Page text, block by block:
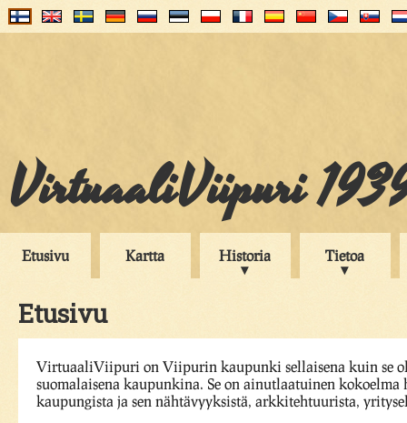
VirtuaaliViipuri
Etusivu Kartta Historia Tietoa
Etusivu
VirtuaaliViipuri on Viipurin kaupunki sellaisena kuin se
suomalaisena kaupunkina. Se on ainutlaatuinen kokoelma
kaupungista ja sen nähtävyyksistä, arkkitehtuurista,